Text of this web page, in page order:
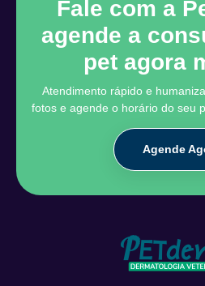
Fale com a
agende a
pet agora
Atendimento rápido e
fotos e agende o horário do seu
Agende